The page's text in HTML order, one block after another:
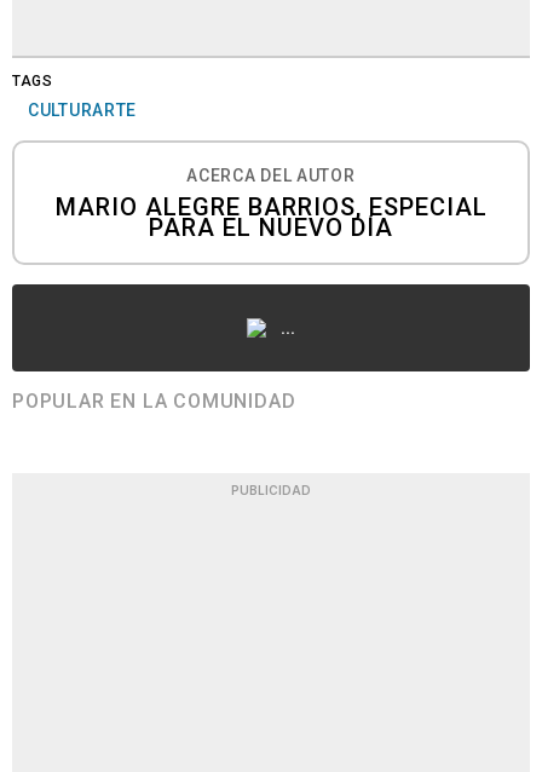
TAGS
CULTURARTE
ACERCA DEL AUTOR
MARIO ALEGRE BARRIOS, ESPECIAL
PARA EL NUEVO DÍA
...
POPULAR EN LA COMUNIDAD
PUBLICIDAD